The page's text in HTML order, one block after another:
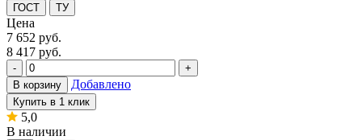
ГОСТ ТУ
Цена
7 652 руб.
8 417 руб.
-
+
В корзину
Добавлено
Купить в 1 клик
5,0
В наличии